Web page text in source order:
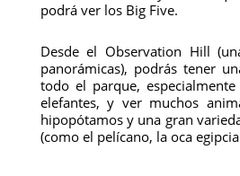
podrá ver los Big Five.
Desde el Observation Hill
panorámicas), podrás tener
todo el parque,
elefantes, y ver muchos
hipopótamos y una gran
(como el pelícano, la oca